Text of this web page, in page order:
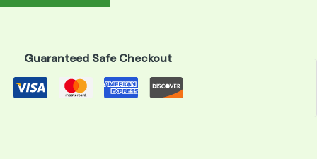
Guaranteed Safe Checkout